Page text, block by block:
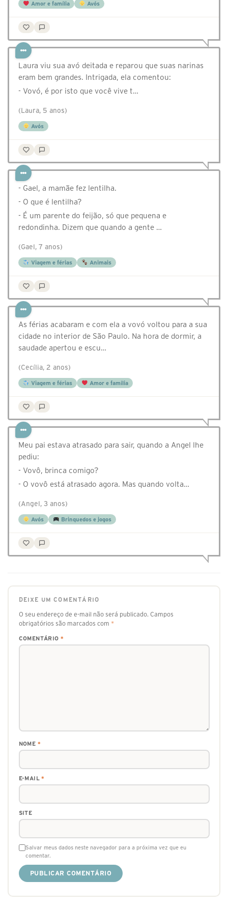
Amor e família Avós
Laura viu sua avó deitada e reparou que suas narinas
eram bem grandes. Intrigada, ela comentou:
- Vovó, é por isto que você vive t…
(Laura, 5 anos)
Avós
- Gael, a mamãe fez lentilha.
- O que é lentilha?
- É um parente do feijão, só que pequena e
redondinha. Dizem que quando a gente …
(Gael, 7 anos)
Viagem e férias Animais
As férias acabaram e com ela a vovó voltou para a sua
cidade no interior de São Paulo. Na hora de dormir, a
saudade apertou e escu…
(Cecília, 2 anos)
Viagem e férias Amor e família
Meu pai estava atrasado para sair, quando a Angel lhe
pediu:
- Vovô, brinca comigo?
- O vovô está atrasado agora. Mas quando volta…
(Angel, 3 anos)
Avós Brinquedos e jogos
DEIXE UM COMENTÁRIO
O seu endereço de e-mail não será publicado. Campos
obrigatórios são marcados com *
COMENTÁRIO *
NOME *
E-MAIL*
SITE
Salvar meus dados neste navegador para a próxima vez que eu
comentar.